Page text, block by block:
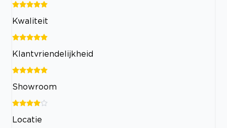
Kwaliteit
Klantvriendelijkheid
Showroom
Locatie